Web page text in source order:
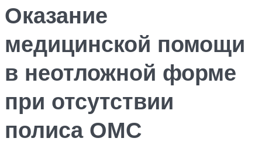
Оказание
медицинской помощи
в неотложной форме
при отсутствии
полиса ОМС